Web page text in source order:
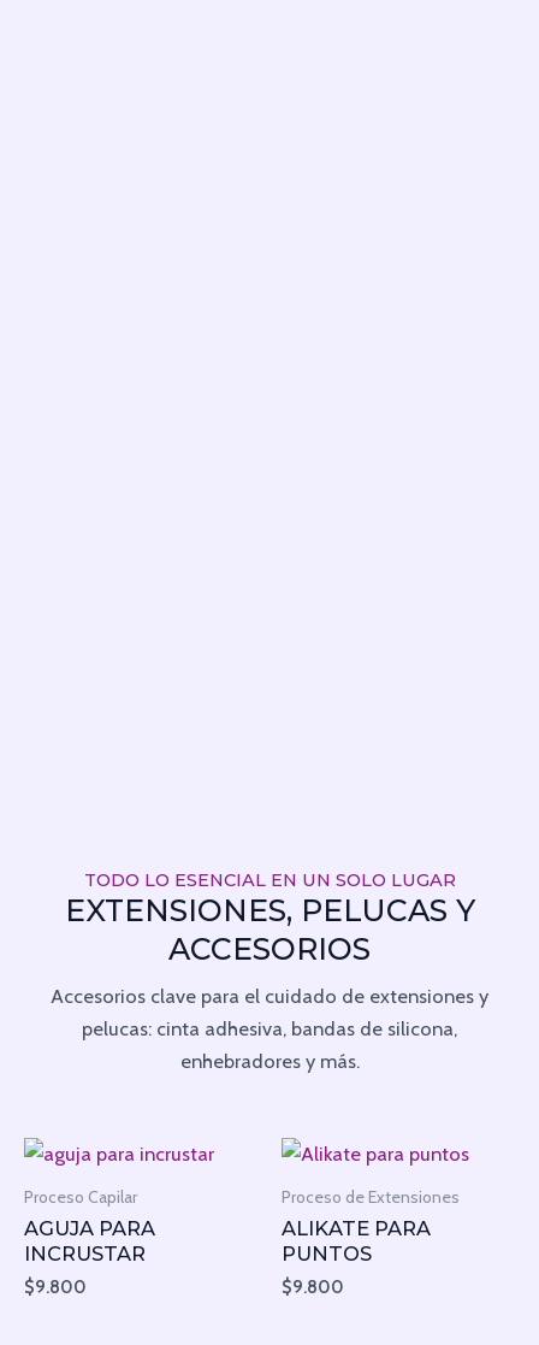
TODO LO ESENCIAL EN UN SOLO LUGAR
EXTENSIONES, PELUCAS Y
ACCESORIOS
Accesorios clave para el cuidado de extensiones y
pelucas: cinta adhesiva, bandas de silicona,
enhebradores y más.
Proceso Capilar
AGUJA PARA
INCRUSTAR
$9.800
Proceso de Extensiones
ALIKATE PARA
PUNTOS
$9.800